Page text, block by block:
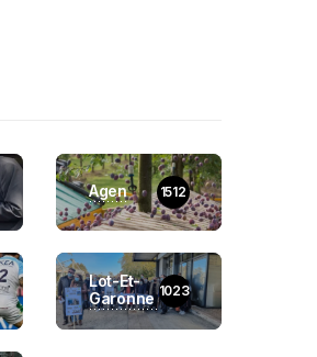
Agen 1512
Lot-Et-
Garonne 1023